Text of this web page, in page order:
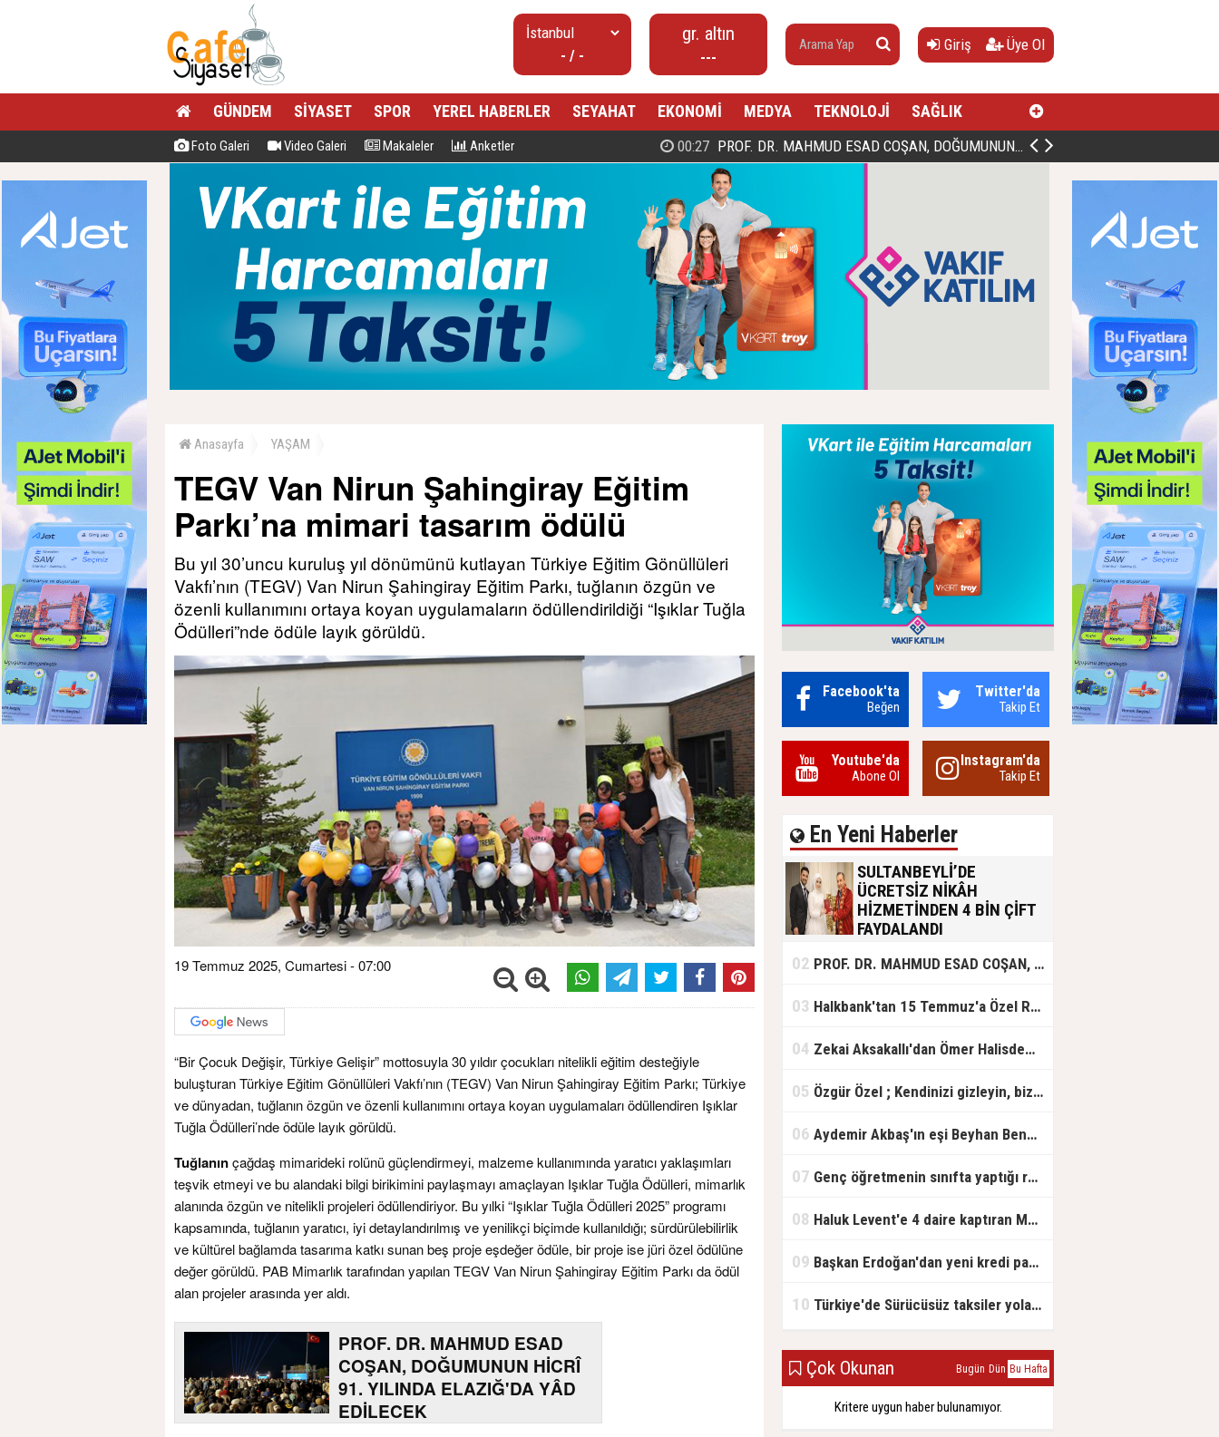
- / -
gr. altın
---
Giriş Üye Ol
GÜNDEM SİYASET SPOR YEREL HABERLER SEYAHAT EKONOMİ MEDYA TEKNOLOJİ SAĞLIK
Foto Galeri Video Galeri Makaleler Anketler 00:27 PROF. DR. MAHMUD ESAD COŞAN, DOĞUMUNUN HİCRÎ 91. YILINDA ELAZIĞ'DA YÂD EDİLECEK
Anasayfa YAŞAM
TEGV Van Nirun Şahingiray Eğitim
Parkı’na mimari tasarım ödülü
Bu yıl 30’uncu kuruluş yıl dönümünü kutlayan Türkiye Eğitim Gönüllüleri
Vakfı’nın (TEGV) Van Nirun Şahingiray Eğitim Parkı, tuğlanın özgün ve
özenli kullanımını ortaya koyan uygulamaların ödüllendirildiği “Işıklar Tuğla
Ödülleri”nde ödüle layık görüldü.
19 Temmuz 2025, Cumartesi - 07:00
“Bir Çocuk Değişir, Türkiye Gelişir” mottosuyla 30 yıldır çocukları nitelikli eğitim desteğiyle
buluşturan Türkiye Eğitim Gönüllüleri Vakfı’nın (TEGV) Van Nirun Şahingiray Eğitim Parkı; Türkiye
ve dünyadan, tuğlanın özgün ve özenli kullanımını ortaya koyan uygulamaları ödüllendiren Işıklar
Tuğla Ödülleri’nde ödüle layık görüldü.
Tuğlanınçağdaş mimarideki rolünü güçlendirmeyi, malzeme kullanımında yaratıcı yaklaşımları
teşvik etmeyi ve bu alandaki bilgi birikimini paylaşmayı amaçlayan Işıklar Tuğla Ödülleri, mimarlık
alanında özgün ve nitelikli projeleri ödüllendiriyor. Bu yılki “Işıklar Tuğla Ödülleri 2025” programı
kapsamında, tuğlanın yaratıcı, iyi detaylandırılmış ve yenilikçi biçimde kullanıldığı; sürdürülebilirlik
ve kültürel bağlamda tasarıma katkı sunan beş proje eşdeğer ödüle, bir proje ise jüri özel ödülüne
değer görüldü. PAB Mimarlık tarafından yapılan TEGV Van Nirun Şahingiray Eğitim Parkı da ödül
alan projeler arasında yer aldı.
PROF. DR. MAHMUD ESAD
COŞAN, DOĞUMUNUN HİCRÎ
91. YILINDA ELAZIĞ'DA YÂD
EDİLECEK
Facebook'ta
Beğen
Twitter'da
Takip Et
Youtube'da
Abone Ol
Instagram'da
Takip Et
En Yeni Haberler
SULTANBEYLİ’DE
ÜCRETSİZ NİKÂH
HİZMETİNDEN 4 BİN ÇİFT
FAYDALANDI
olan gençlere destek amacıyla
başlattığı ücretsiz nikâh hizmetini
başlattıklarını belirten Sultanbeyli
ücretsiz hizmet vermenin
02 PROF. DR. MAHMUD ESAD COŞAN, DOĞUMUNUN HİCRÎ 91. YILINDA ELAZIĞ'DA YÂD EDİLECEK
03 Halkbank'tan 15 Temmuz'a Özel Reklam Filmi: "İrade Bizim, Zafer Bizim"
04 Zekai Aksakallı'dan Ömer Halisdemir'e 'vefa' ziyareti!
05 Özgür Özel ; Kendinizi gizleyin, bizden işaret bekleyin
06 Aydemir Akbaş'ın eşi Beyhan Benek Akbaş hayatını kaybetti
07 Genç öğretmenin sınıfta yaptığı rezil paylaşım
08 Haluk Levent'e 4 daire kaptıran Müteahhit soluğu savcılıkta aldı
09 Başkan Erdoğan'dan yeni kredi paketi müjdesi: 6 ay geri ödemesiz, 36 ay vadeli
10 Türkiye'de Sürücüsüz taksiler yola çıkmaya hazırlanıyor
Çok Okunan Bugün Dün Bu Hafta
Kritere uygun haber bulunamıyor.